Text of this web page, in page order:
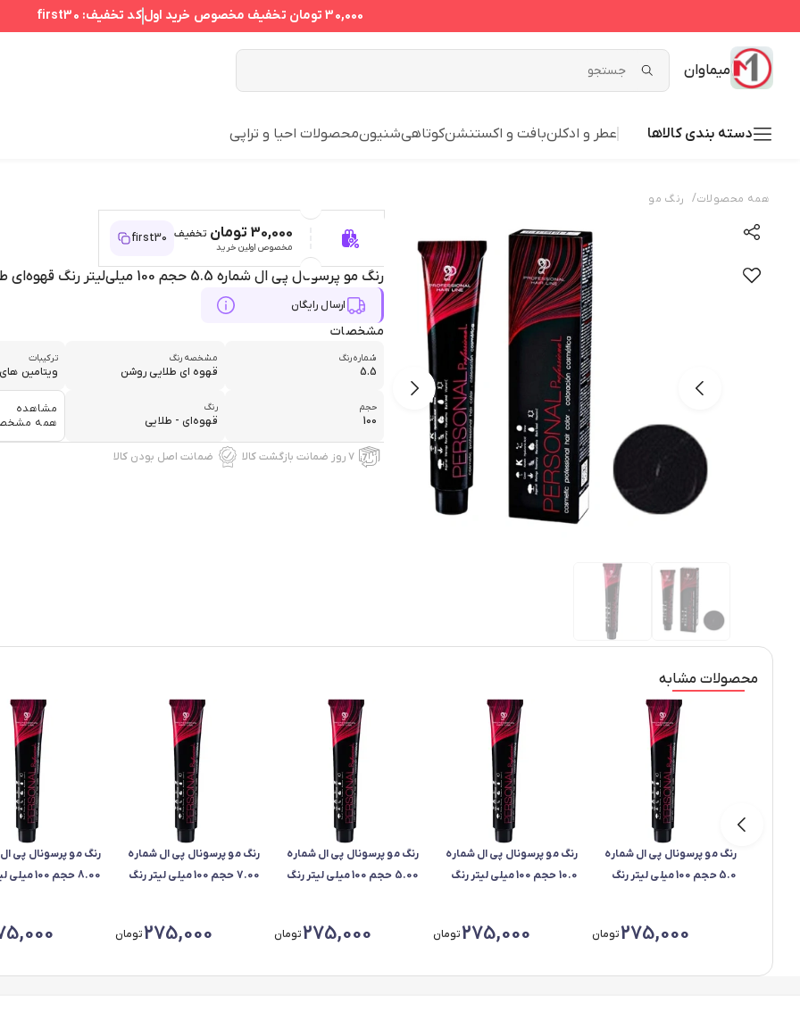
30,000 تومان تخفیف مخصوص خرید اولکد تخفیف: first30
میماوان
دسته بندی کالاها عطر و ادکلنبافت و اکستنشنکوتاهیشنیونمحصولات احیا و تراپی
همه محصولات/ رنگ مو
30,000 تومان تخفیف
مخصوص اولین خرید
first30
رنگ مو پرسونال پی ال شماره 5.5 حجم 100 میلی‌لیتر رنگ قهوه‌ای طلایی روشن
ارسال رایگان
مشخصات
شماره رنگ
5.5
مشخصه رنگ
قهوه ای طلایی روشن
ترکیبات
ویتامین
حجم
100
رنگ
قهوه‌ای - طلایی
مشاهده
همه
۷ روز ضمانت بازگشت کالا ضمانت اصل بودن کالا
محصولات مشابه
رنگ مو پرسونال پی ال شماره
5.0 حجم 100 میلی لیتر رنگ
275,000تومان
رنگ مو پرسونال پی ال شماره
10.0 حجم 100 میلی لیتر رنگ
275,000تومان
رنگ مو پرسونال پی ال شماره
5.00 حجم 100 میلی لیتر رنگ
275,000تومان
رنگ مو پرسونال پی ال شماره
7.00 حجم 100 میلی لیتر رنگ
275,000تومان
رنگ مو پرسونال پی
8.00 حجم 100